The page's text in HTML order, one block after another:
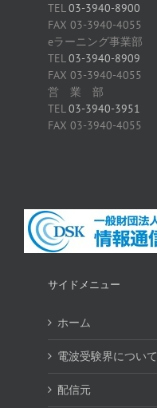
TEL03-3940-8900
FAX 03-3940-4055
eラーニング事業部
TEL03-3940-8909
FAX 03-3940-4055
営 業 部
TEL03-3940-3951
FAX 03-3940-4055
サイドメニュー
ホーム
電波受験界について
配信元